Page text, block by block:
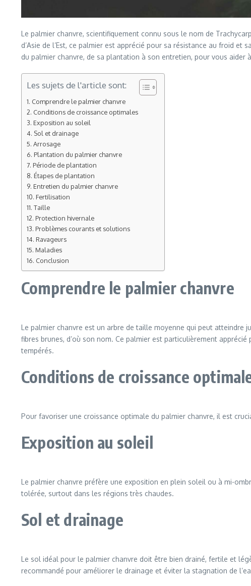
Le palmier chanvre, scientifiquement connu sous le nom de
d’Asie de l’Est, ce palmier est apprécié pour sa résistance au froid
du palmier chanvre, de sa plantation à son entretien, pour vous
Les sujets de l'article sont:
Comprendre le palmier chanvre
Conditions de croissance optimales
Exposition au soleil
Sol et drainage
Arrosage
Plantation du palmier chanvre
Période de plantation
Étapes de plantation
Entretien du palmier chanvre
Fertilisation
Taille
Protection hivernale
Problèmes courants et solutions
Ravageurs
Maladies
Conclusion
Comprendre le palmier chanvre
Le palmier chanvre est un arbre de taille moyenne qui peut atteindre
fibres brunes, d’où son nom. Ce palmier est particulièrement
tempérés.
Conditions de croissance
Pour favoriser une croissance optimale du palmier chanvre, il est
Exposition au soleil
Le palmier chanvre préfère une exposition en plein soleil ou à mi-
tolérée, surtout dans les régions très chaudes.
Sol et drainage
Le sol idéal pour le palmier chanvre doit être bien drainé, fertile et
recommandé pour améliorer le drainage et éviter la stagnation de